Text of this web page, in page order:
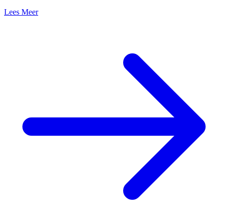
Lees Meer